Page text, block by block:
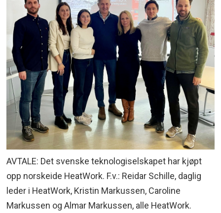
AVTALE: Det svenske teknologiselskapet har kjøpt
opp norskeide HeatWork. F.v.: Reidar Schille, daglig
leder i HeatWork, Kristin Markussen, Caroline
Markussen og Almar Markussen, alle HeatWork.